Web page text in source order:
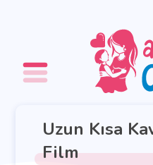
Uzun Kısa
Film